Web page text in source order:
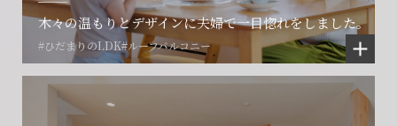
木々の温もりとデザインに夫婦で一目惚れをしました。
#ひだまりのLDK#ルーフバルコニー